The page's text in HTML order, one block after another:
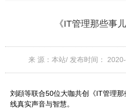
《IT管理那些事
来 源：本站/ 发布时间：
刘頲等联合50位大咖共创《IT管理
线真实声音与智慧。